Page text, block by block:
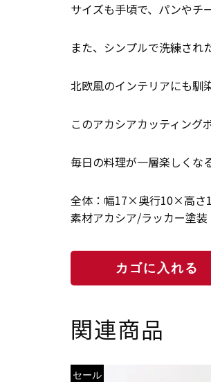
サイズも手頃で、パンやチ
また、シンプルで洗練され
北欧風のインテリアにも馴
このアカシアカッティング
毎日の料理が一層楽しくな
全体：幅17×奥行10×高さ
素材アカシア/ラッカー塗装
関連商品
セール